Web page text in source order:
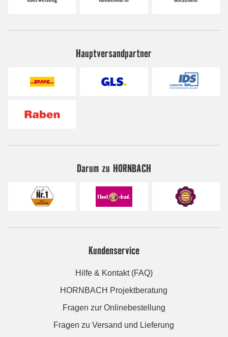
Hauptversandpartner
Darum zu HORNBACH
Kundenservice
Hilfe & Kontakt (FAQ)
HORNBACH Projektberatung
Fragen zur Onlinebestellung
Fragen zu Versand und Lieferung